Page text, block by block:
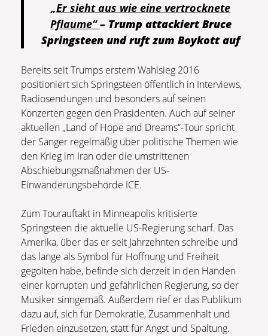
„Er sieht aus wie eine vertrocknete
Pflaume“– Trump attackiert Bruce
Springsteen und ruft zum Boykott auf
Bereits seit Trumps erstem Wahlsieg 2016
positioniert sich Springsteen öffentlich in Interviews,
Radiosendungen und besonders auf seinen
Konzerten gegen den Präsidenten. Auch auf seiner
aktuellen „Land of Hope and Dreams“-Tour spricht
der Sänger regelmäßig über politische Themen wie
den Krieg im Iran oder die umstrittenen
Abschiebungsmaßnahmen der US-
Einwanderungsbehörde ICE.
Zum Tourauftakt in Minneapolis kritisierte
Springsteen die aktuelle US-Regierung scharf. Das
Amerika, über das er seit Jahrzehnten schreibe und
das lange als Symbol für Hoffnung und Freiheit
gegolten habe, befinde sich derzeit in den Händen
einer korrupten und gefährlichen Regierung, so der
Musiker sinngemäß. Außerdem rief er das Publikum
dazu auf, sich für Demokratie, Zusammenhalt und
Frieden einzusetzen, statt für Angst und Spaltung.